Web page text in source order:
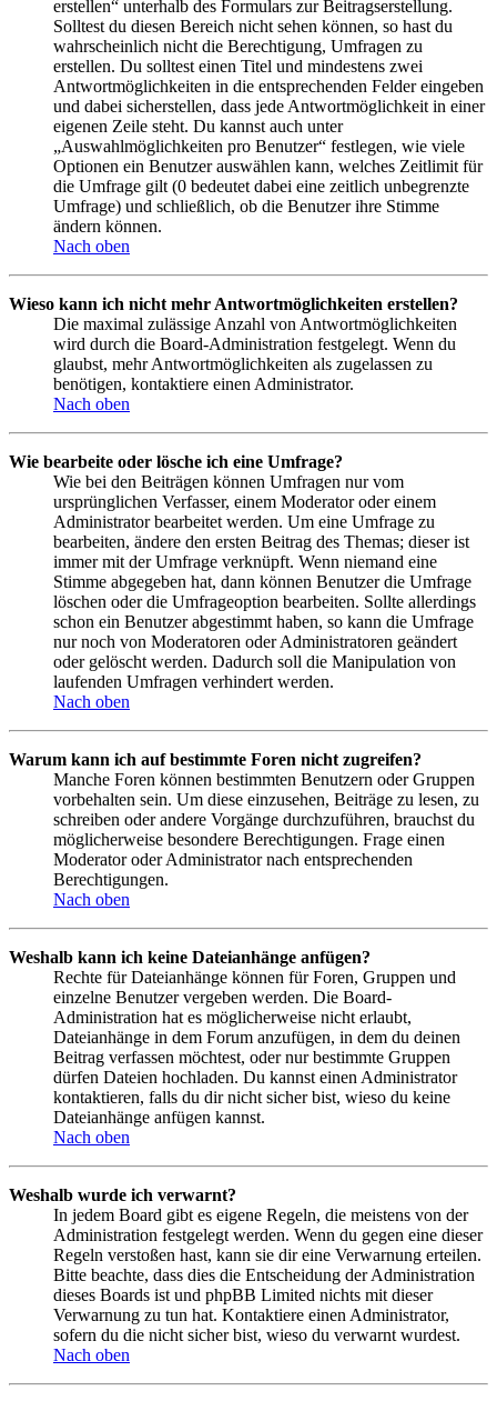
erstellen“ unterhalb des Formulars zur Beitragserstellung.
Solltest du diesen Bereich nicht sehen können, so hast du
wahrscheinlich nicht die Berechtigung, Umfragen zu
erstellen. Du solltest einen Titel und mindestens zwei
Antwortmöglichkeiten in die entsprechenden Felder eingeben
und dabei sicherstellen, dass jede Antwortmöglichkeit in einer
eigenen Zeile steht. Du kannst auch unter
„Auswahlmöglichkeiten pro Benutzer“ festlegen, wie viele
Optionen ein Benutzer auswählen kann, welches Zeitlimit für
die Umfrage gilt (0 bedeutet dabei eine zeitlich unbegrenzte
Umfrage) und schließlich, ob die Benutzer ihre Stimme
ändern können.
Nach oben
Wieso kann ich nicht mehr Antwortmöglichkeiten erstellen?
Die maximal zulässige Anzahl von Antwortmöglichkeiten
wird durch die Board-Administration festgelegt. Wenn du
glaubst, mehr Antwortmöglichkeiten als zugelassen zu
benötigen, kontaktiere einen Administrator.
Nach oben
Wie bearbeite oder lösche ich eine Umfrage?
Wie bei den Beiträgen können Umfragen nur vom
ursprünglichen Verfasser, einem Moderator oder einem
Administrator bearbeitet werden. Um eine Umfrage zu
bearbeiten, ändere den ersten Beitrag des Themas; dieser ist
immer mit der Umfrage verknüpft. Wenn niemand eine
Stimme abgegeben hat, dann können Benutzer die Umfrage
löschen oder die Umfrageoption bearbeiten. Sollte allerdings
schon ein Benutzer abgestimmt haben, so kann die Umfrage
nur noch von Moderatoren oder Administratoren geändert
oder gelöscht werden. Dadurch soll die Manipulation von
laufenden Umfragen verhindert werden.
Nach oben
Warum kann ich auf bestimmte Foren nicht zugreifen?
Manche Foren können bestimmten Benutzern oder Gruppen
vorbehalten sein. Um diese einzusehen, Beiträge zu lesen, zu
schreiben oder andere Vorgänge durchzuführen, brauchst du
möglicherweise besondere Berechtigungen. Frage einen
Moderator oder Administrator nach entsprechenden
Berechtigungen.
Nach oben
Weshalb kann ich keine Dateianhänge anfügen?
Rechte für Dateianhänge können für Foren, Gruppen und
einzelne Benutzer vergeben werden. Die Board-
Administration hat es möglicherweise nicht erlaubt,
Dateianhänge in dem Forum anzufügen, in dem du deinen
Beitrag verfassen möchtest, oder nur bestimmte Gruppen
dürfen Dateien hochladen. Du kannst einen Administrator
kontaktieren, falls du dir nicht sicher bist, wieso du keine
Dateianhänge anfügen kannst.
Nach oben
Weshalb wurde ich verwarnt?
In jedem Board gibt es eigene Regeln, die meistens von der
Administration festgelegt werden. Wenn du gegen eine dieser
Regeln verstoßen hast, kann sie dir eine Verwarnung erteilen.
Bitte beachte, dass dies die Entscheidung der Administration
dieses Boards ist und phpBB Limited nichts mit dieser
Verwarnung zu tun hat. Kontaktiere einen Administrator,
sofern du die nicht sicher bist, wieso du verwarnt wurdest.
Nach oben